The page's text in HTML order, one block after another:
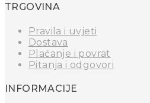
TRGOVINA
Pravila i uvjeti
Dostava
Plaćanje i povrat
Pitanja i odgovori
INFORMACIJE